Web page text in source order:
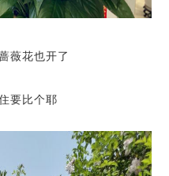
薇花也开了
要比个耶